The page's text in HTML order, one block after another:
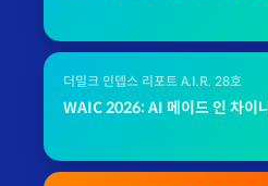
더밀크 인뎁스 리포트 A.I.R. 28호
WAIC 2026: AI 메이드 인 차이